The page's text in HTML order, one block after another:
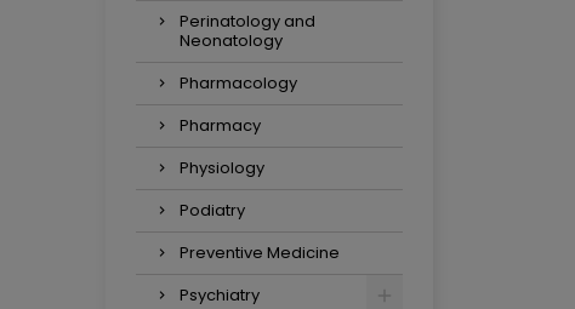
Perinatology and
Neonatology
Pharmacology
Pharmacy
Physiology
Podiatry
Preventive Medicine
Psychiatry